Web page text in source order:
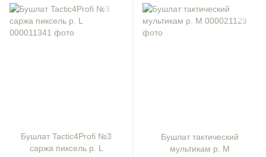
Бушлат Tactic4Profi №3
саржа пиксель р. L
Бушлат тактический
мультикам р. M